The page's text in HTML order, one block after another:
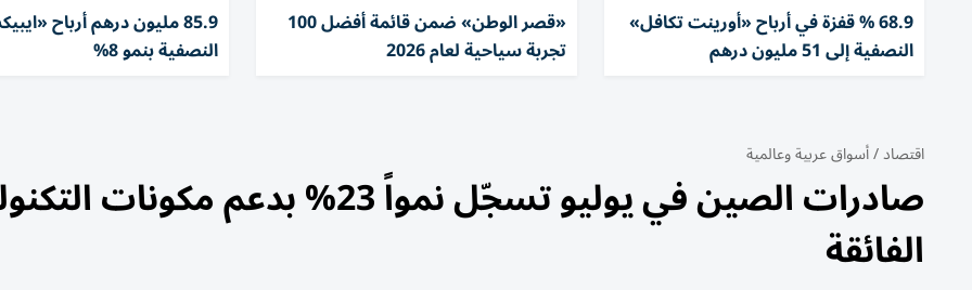
68.9 % قفزة في أرباح «أورينت تكافل»
النصفية إلى 51 مليون درهم
«قصر الوطن» ضمن قائمة أفضل 100
تجربة سياحية لعام 2026
85.9 مليون درهم أرباح
النصفية بنمو 8%
اقتصاد/أسواق عربية وعالمية
صادرات الصين في يوليو تسجّل نمواً 23% بدعم مكونات
الفائقة